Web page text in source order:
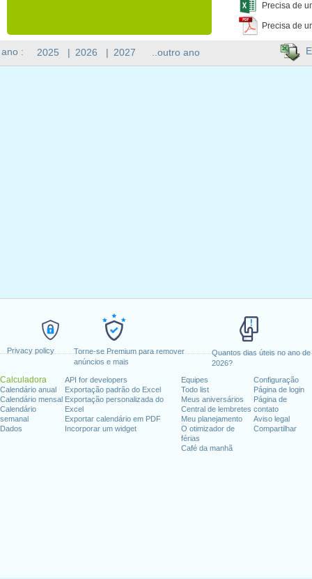
Privacy policy
Torne-se Premium para remover
anúncios e mais
Quantos dias úteis no ano de
2026?
Calculadora
Calendário anual
Calendário mensal
Calendário
semanal
Dados
API for developers
Exportação padrão do Excel
Exportação personalizada do
Excel
Exportar calendário em PDF
Incorporar um widget
Equipes
Todo list
Meus aniversários
Central de lembretes
Meu planejamento
O otimizador de
férias
Café da manhã
Configuração
Página de login
Página de
contato
Aviso legal
Compartilhar
Precisa de
Precisa de
: 2025 | 2026 | 2027 ..outro ano